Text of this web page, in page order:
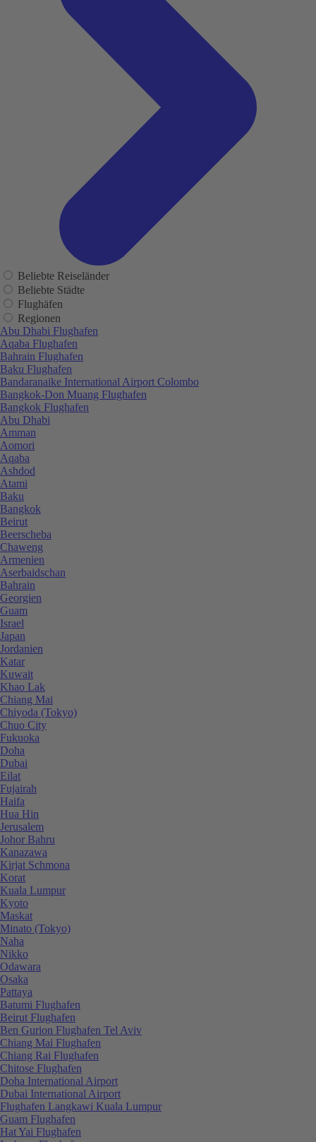
Beliebte Reiseländer
Beliebte Städte
Flughäfen
Regionen
Abu Dhabi Flughafen
Aqaba Flughafen
Bahrain Flughafen
Baku Flughafen
Bandaranaike International Airport Colombo
Bangkok-Don Muang Flughafen
Bangkok Flughafen
Abu Dhabi
Amman
Aomori
Aqaba
Ashdod
Atami
Baku
Bangkok
Beirut
Beerscheba
Chaweng
Armenien
Aserbaidschan
Bahrain
Georgien
Guam
Israel
Japan
Jordanien
Katar
Kuwait
Khao Lak
Chiang Mai
Chiyoda (Tokyo)
Chuo City
Fukuoka
Doha
Dubai
Eilat
Fujairah
Haifa
Hua Hin
Jerusalem
Johor Bahru
Kanazawa
Kirjat Schmona
Korat
Kuala Lumpur
Kyoto
Maskat
Minato (Tokyo)
Naha
Nikko
Odawara
Osaka
Pattaya
Batumi Flughafen
Beirut Flughafen
Ben Gurion Flughafen Tel Aviv
Chiang Mai Flughafen
Chiang Rai Flughafen
Chitose Flughafen
Doha International Airport
Dubai International Airport
Flughafen Langkawi Kuala Lumpur
Guam Flughafen
Hat Yai Flughafen